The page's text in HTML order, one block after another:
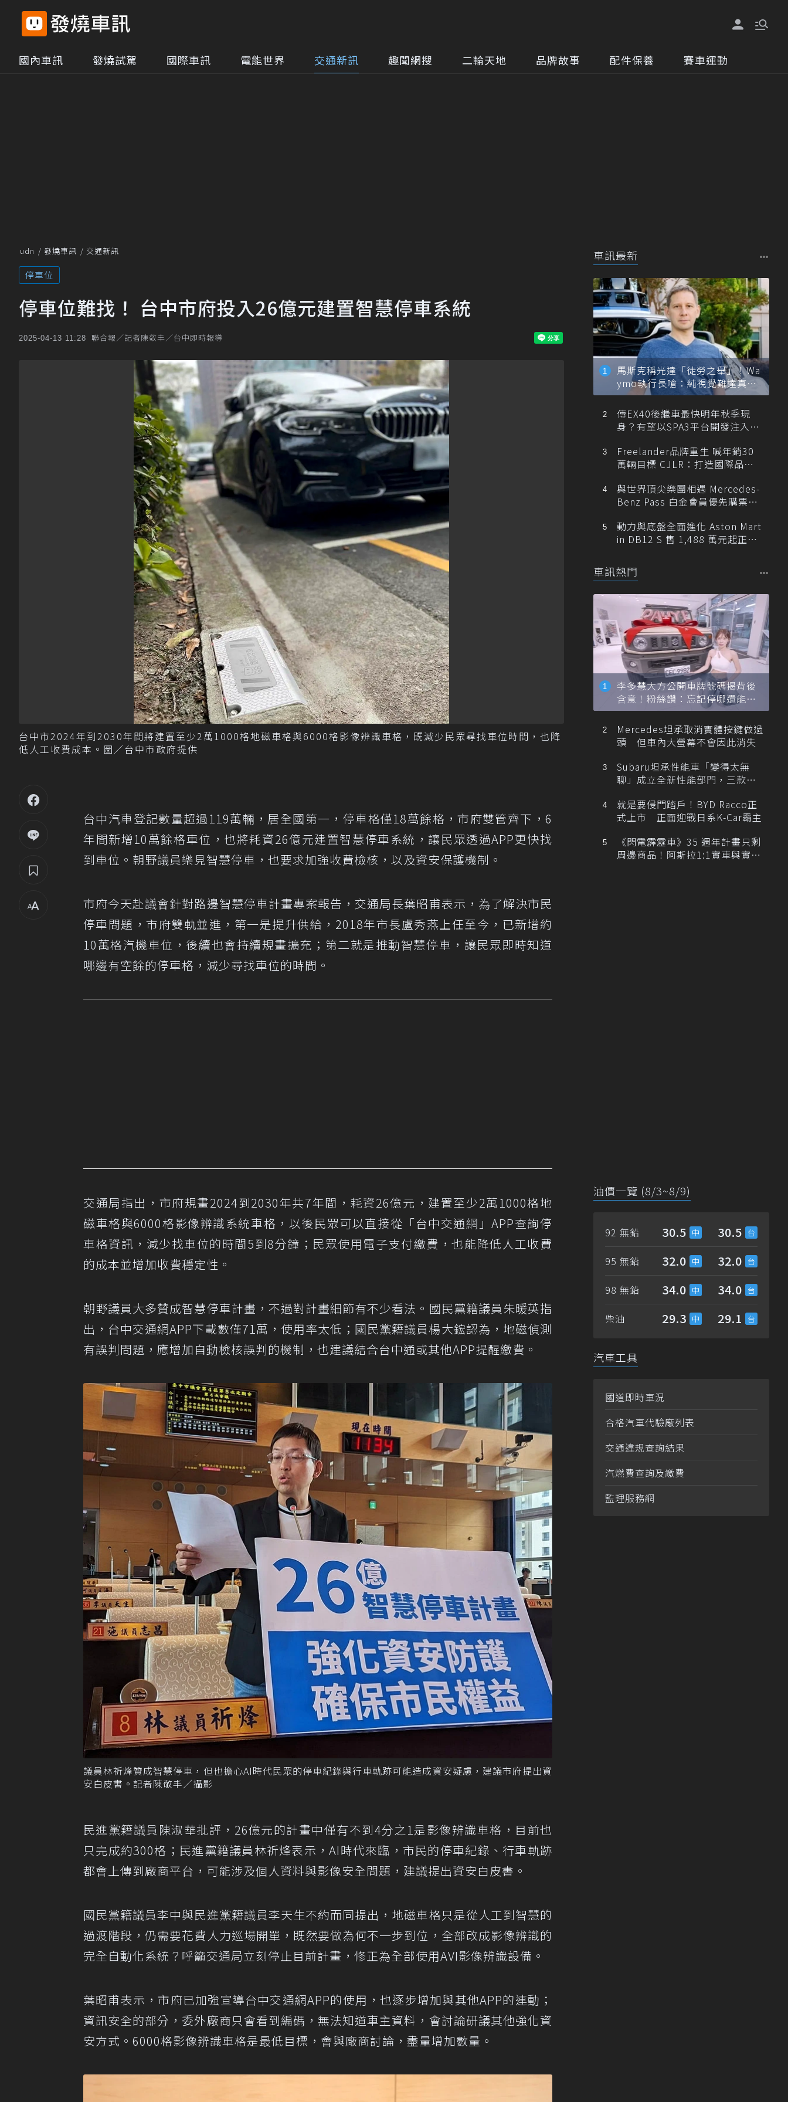
國內車訊 發燒試駕 國際車訊 電能世界 交通新訊 趣聞網搜 二輪天地 品牌故事 配件保養 賽車運動
udn 發燒車訊 交通新訊
停車位
停車位難找！ 台中市府投入26億元建置智慧停車系統
2025-04-13 11:28 聯合報／記者陳敬丰／台中即時報導
台中市2024年到2030年間將建置至少2萬1000格地磁車格與6000格影像辨識車格，既減少民眾尋找車位時間，也降
低人工收費成本。圖／台中市政府提供
台中汽車登記數量超過119萬輛，居全國第一，停車格僅18萬餘格，市府雙管齊下，6
年間新增10萬餘格車位，也將耗資26億元建置智慧停車系統，讓民眾透過APP更快找
到車位。朝野議員樂見智慧停車，也要求加強收費檢核，以及資安保護機制。
市府今天赴議會針對路邊智慧停車計畫專案報告，交通局長葉昭甫表示，為了解決市民
停車問題，市府雙軌並進，第一是提升供給，2018年市長盧秀燕上任至今，已新增約
10萬格汽機車位，後續也會持續規畫擴充；第二就是推動智慧停車，讓民眾即時知道
哪邊有空餘的停車格，減少尋找車位的時間。
交通局指出，市府規畫2024到2030年共7年間，耗資26億元，建置至少2萬1000格地
磁車格與6000格影像辨識系統車格，以後民眾可以直接從「台中交通網」APP查詢停
車格資訊，減少找車位的時間5到8分鐘；民眾使用電子支付繳費，也能降低人工收費
的成本並增加收費穩定性。
朝野議員大多贊成智慧停車計畫，不過對計畫細節有不少看法。國民黨籍議員朱暖英指
出，台中交通網APP下載數僅71萬，使用率太低；國民黨籍議員楊大鋐認為，地磁偵測
有誤判問題，應增加自動檢核誤判的機制，也建議結合台中通或其他APP提醒繳費。
議員林祈烽贊成智慧停車，但也擔心AI時代民眾的停車紀錄與行車軌跡可能造成資安疑慮，建議市府提出資
安白皮書。記者陳敬丰／攝影
民進黨籍議員陳淑華批評，26億元的計畫中僅有不到4分之1是影像辨識車格，目前也
只完成約300格；民進黨籍議員林祈烽表示，AI時代來臨，市民的停車紀錄、行車軌跡
都會上傳到廠商平台，可能涉及個人資料與影像安全問題，建議提出資安白皮書。
國民黨籍議員李中與民進黨籍議員李天生不約而同提出，地磁車格只是從人工到智慧的
過渡階段，仍需要花費人力巡場開單，既然要做為何不一步到位，全部改成影像辨識的
完全自動化系統？呼籲交通局立刻停止目前計畫，修正為全部使用AVI影像辨識設備。
葉昭甫表示，市府已加強宣導台中交通網APP的使用，也逐步增加與其他APP的連動；
資訊安全的部分，委外廠商只會看到編碼，無法知道車主資料，會討論研議其他強化資
安方式。6000格影像辨識車格是最低目標，會與廠商討論，盡量增加數量。
車訊最新
馬斯克稱光達「徒勞之舉」！Wa
ymo執行長嗆：純視覺難達真正
自動駕駛
傳EX40後繼車最快明年秋季現
身？有望以SPA3平台開發注入80
Freelander品牌重生 喊年銷30
萬輛目標 CJLR：打造國際品牌
與世界頂尖樂團相遇 Mercedes-
Benz Pass 白金會員優先購票維
動力與底盤全面進化 Aston Mart
in DB12 S 售 1,488 萬元起正式
車訊熱門
李多慧大方公開車牌號碼揭背後
含意！粉絲讚：忘記停哪還能幫
忙找車
Mercedes坦承取消實體按鍵做過
頭 但車內大螢幕不會因此消失
Subaru坦承性能車「變得太無
聊」成立全新性能部門，三款手
就是要侵門踏戶！BYD Racco正
式上市 正面迎戰日系K-Car霸主
《閃電霹靂車》35 週年計畫只剩
周邊商品！阿斯拉1:1實車與實體
油價一覽 (8/3~8/9)
92 無鉛 30.5 30.5
95 無鉛 32.0 32.0
98 無鉛 34.0 34.0
柴油 29.3 29.1
汽車工具
國道即時車況
合格汽車代驗廠列表
交通違規查詢結果
汽燃費查詢及繳費
監理服務網